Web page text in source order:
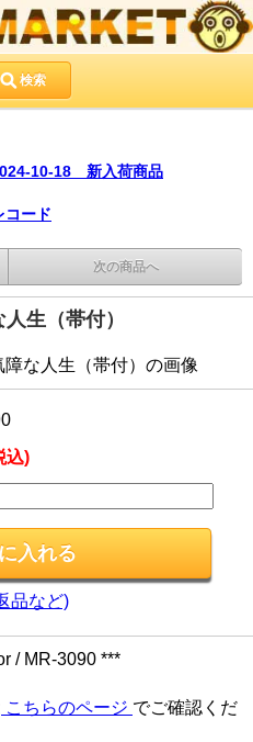
検索
10-18 新入荷商品
コード
次の商品へ
生（帯付）
込)
品など)
/ MR-3090 ***
こちらのページ でご確認くだ